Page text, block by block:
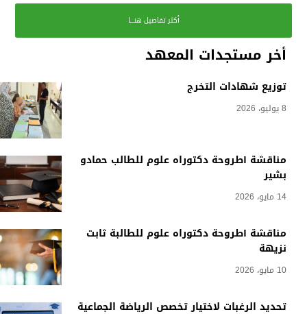
أخر مستجدات المعهد
توزيع شهادات التخرج
8 يوليو، 2026
مناقشة أطروحة دكتوراه علوم للطالب حمادو
بشير
14 مايو، 2026
مناقشة أطروحة دكتوراه علوم للطالبة ثابت
نزيهة
10 مايو، 2026
تحديد الرغبات لاختيار تخصص الرياضة الجماعية
أكثر تفاصيل هنـــا